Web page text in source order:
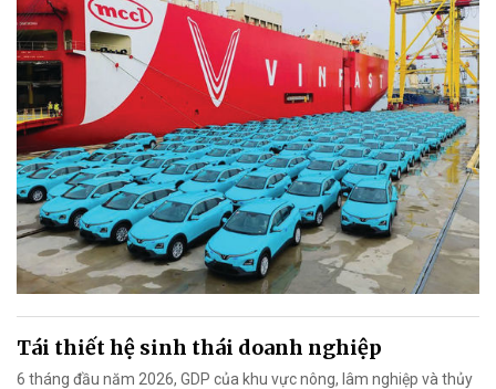
Tái thiết hệ sinh thái doanh nghiệp
6 tháng đầu năm 2026, GDP của khu vực nông, lâm nghiệp và thủy